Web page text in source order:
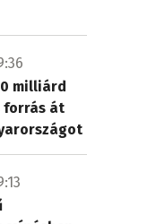
milliárd
forrás át